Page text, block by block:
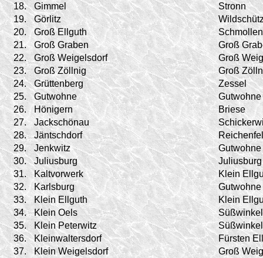
18.
Gimmel
Stronn
19.
Görlitz
20.
Groß Ellguth
Schmollen
21.
Groß Graben
Groß
22.
Groß Weigelsdorf
Groß
23.
Groß Zöllnig
Groß
24.
Grüttenberg
Zessel
25.
Gutwohne
Gutwohne
26.
Hönigern
Briese
27.
Jackschönau
28.
Jäntschdorf
29.
Jenkwitz
Gutwohne
30.
Juliusburg
Juliusburg
31.
Kaltvorwerk
Klein
32.
Karlsburg
Gutwohne
33.
Klein Ellguth
Klein
34.
Klein Oels
Süßwinkel
35.
Klein Peterwitz
Süßwinkel
36.
Kleinwaltersdorf
Fürsten
37.
Klein Weigelsdorf
Groß